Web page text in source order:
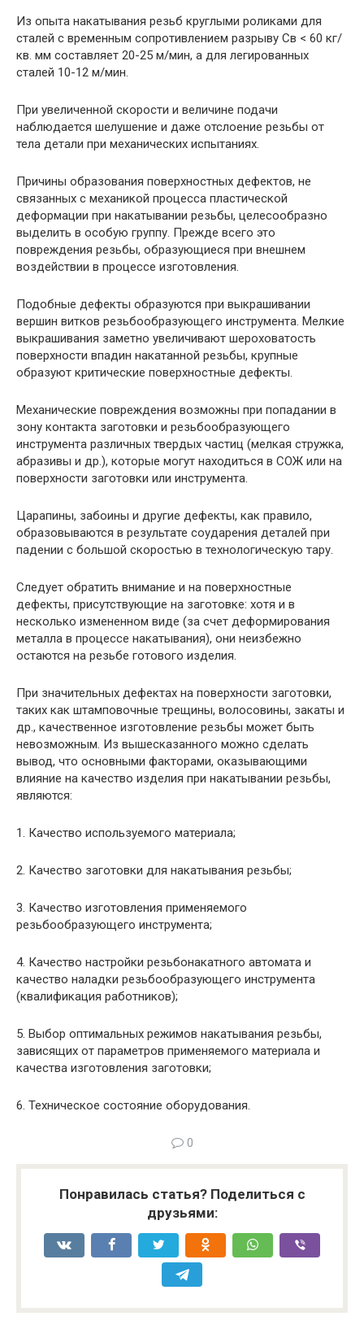
Из опыта накатывания резьб круглыми роликами для
сталей с временным сопротивлением разрыву Св < 60 кг/
кв. мм составляет 20-25 м/мин, а для легированных
сталей 10-12 м/мин.
При увеличенной скорости и величине подачи
наблюдается шелушение и даже отслоение резьбы от
тела детали при механических испытаниях.
Причины образования поверхностных дефектов, не
связанных с механикой процесса пластической
деформации при накатывании резьбы, целесообразно
выделить в особую группу. Прежде всего это
повреждения резьбы, образующиеся при внешнем
воздействии в процессе изготовления.
Подобные дефекты образуются при выкрашивании
вершин витков резьбообразующего инструмента. Мелкие
выкрашивания заметно увеличивают шероховатость
поверхности впадин накатанной резьбы, крупные
образуют критические поверхностные дефекты.
Механические повреждения возможны при попадании в
зону контакта заготовки и резьбообразующего
инструмента различных твердых частиц (мелкая стружка,
абразивы и др.), которые могут находиться в СОЖ или на
поверхности заготовки или инструмента.
Царапины, забоины и другие дефекты, как правило,
образовываются в результате соударения деталей при
падении с большой скоростью в технологическую тару.
Следует обратить внимание и на поверхностные
дефекты, присутствующие на заготовке: хотя и в
несколько измененном виде (за счет деформирования
металла в процессе накатывания), они неизбежно
остаются на резьбе готового изделия.
При значительных дефектах на поверхности заготовки,
таких как штамповочные трещины, волосовины, закаты и
др., качественное изготовление резьбы может быть
невозможным. Из вышесказанного можно сделать
вывод, что основными факторами, оказывающими
влияние на качество изделия при накатывании резьбы,
являются:
1. Качество используемого материала;
2. Качество заготовки для накатывания резьбы;
3. Качество изготовления применяемого
резьбообразующего инструмента;
4. Качество настройки резьбонакатного автомата и
качество наладки резьбообразующего инструмента
(квалификация работников);
5. Выбор оптимальных режимов накатывания резьбы,
зависящих от параметров применяемого материала и
качества изготовления заготовки;
6. Техническое состояние оборудования.
0
Понравилась статья? Поделиться с
друзьями: